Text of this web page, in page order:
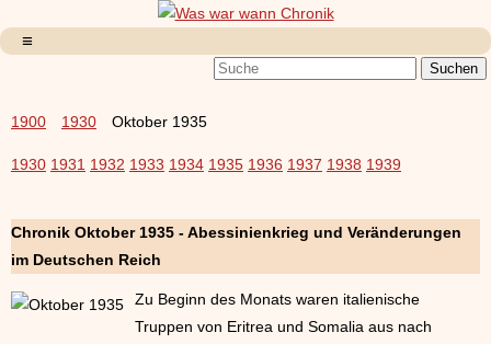
1900 1930 Oktober 1935
1930 1931 1932 1933 1934 1935 1936 1937 1938 1939
Chronik Oktober 1935 - Abessinienkrieg und Veränderungen
im Deutschen Reich
Zu Beginn des Monats waren italienische
Truppen von Eritrea und Somalia aus nach